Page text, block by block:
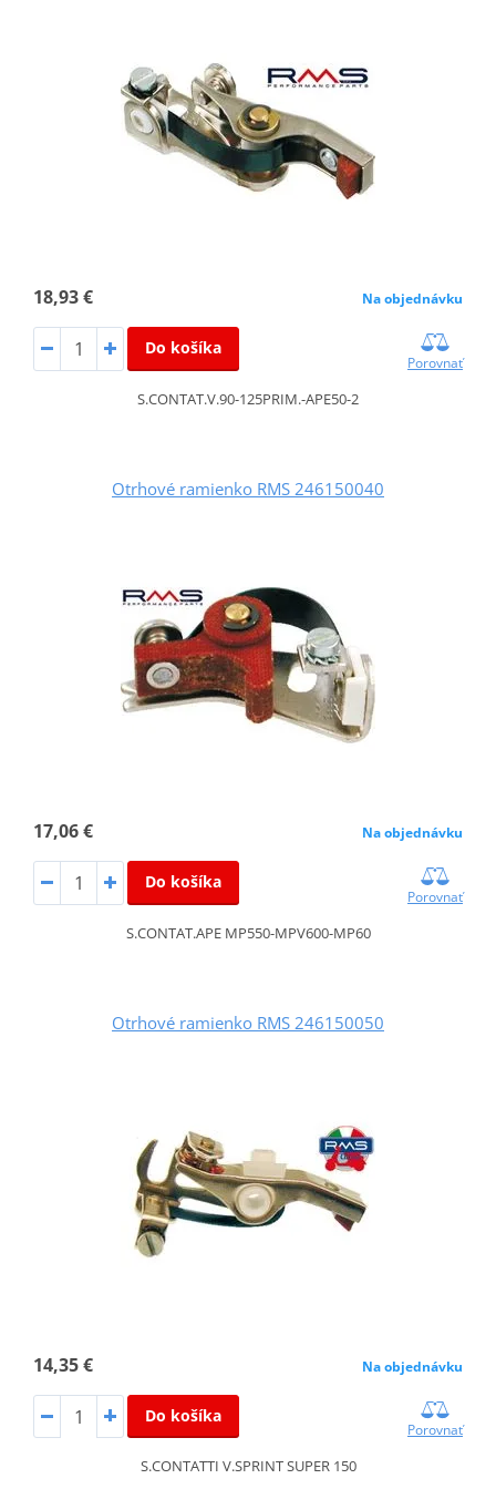
18,93 € Na objednávku
Do košíka
Porovnať
S.CONTAT.V.90-125PRIM.-APE50-2
Otrhové ramienko RMS 246150040
17,06 € Na objednávku
Do košíka
Porovnať
S.CONTAT.APE MP550-MPV600-MP60
Otrhové ramienko RMS 246150050
14,35 € Na objednávku
Do košíka
Porovnať
S.CONTATTI V.SPRINT SUPER 150